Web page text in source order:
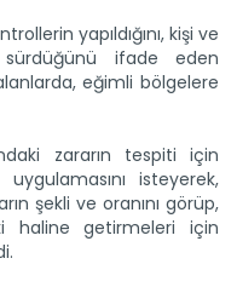
yapıldığını, kişi ve
ifade eden
eğimli bölgelere
zararın tespiti için
isteyerek,
şekli ve oranını görüp,
haline getirmeleri için